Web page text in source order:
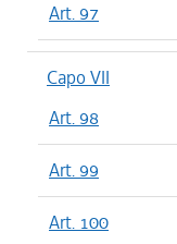
Art. 97
Capo VII
Art. 98
Art. 99
Art. 100